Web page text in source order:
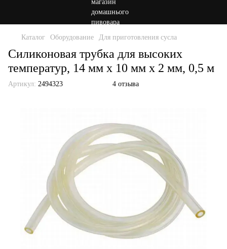
Каталог Оборудование Для приготовления сусла
Силиконовая трубка для высоких
температур, 14 мм х 10 мм х 2 мм, 0,5 м
Артикул: 2494323 4 отзыва